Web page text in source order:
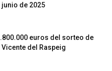
de 2025
euros del sorteo de
Vicente del Raspeig